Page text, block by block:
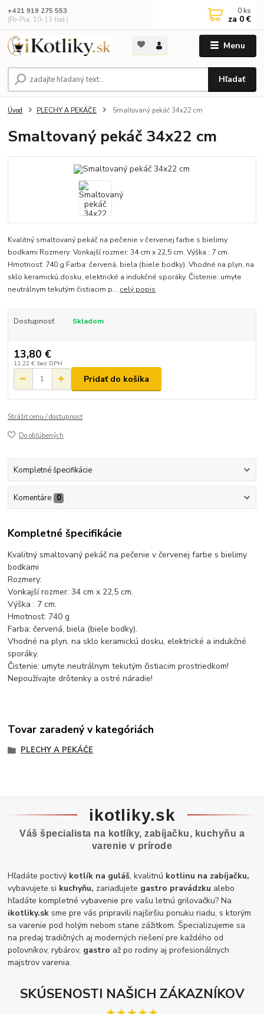
Menu
Hľadať
+421 919 275 553
(Po-Pia, 10-13 hod.)
0 ks
za 0 €
Úvod PLECHY A PEKÁČE Smaltovaný pekáč 34x22 cm
Smaltovaný pekáč 34x22 cm
Kvalitný smaltovaný pekáč na pečenie v červenej farbe s bielimy
bodkami Rozmery: Vonkajší rozmer: 34 cm x 22,5 cm. Výška : 7 cm.
Hmotnosť: 740 g Farba: červená, biela (biele bodky). Vhodné na plyn, na
sklo keramickú dosku, elektrické a indukčné sporáky. Čistenie: umyte
neutrálnym tekutým čistiacim p... celý popis
Dostupnosť Skladom
13,80 €
11,22 € bez DPH
Pridať do košíka
Strážiť cenu / dostupnosť
Do obľúbených
Kompletné špecifikácie
Komentáre 0
Kompletné špecifikácie
Kvalitný smaltovaný pekáč na pečenie v červenej farbe s bielimy
bodkami
Rozmery:
Vonkajší rozmer: 34 cm x 22,5 cm.
Výška : 7 cm.
Hmotnosť: 740 g
Farba: červená, biela (biele bodky).
Vhodné na plyn, na sklo keramickú dosku, elektrické a indukčné
sporáky.
Čistenie: umyte neutrálnym tekutým čistiacim prostriedkom!
Nepoužívajte drôtenky a ostré náradie!
Tovar zaradený v kategóriách
PLECHY A PEKÁČE
ikotliky.sk
Váš špecialista na kotlíky, zabíjačku, kuchyňu a
varenie v prírode
Hľadáte poctivý kotlík na guláš, kvalitnú kotlinu na zabíjačku,
vybavujete si kuchyňu, zariaďujete gastro pravádzku alebo
hľadáte kompletné vybavenie pre vašu letnú grilovačku? Na
ikotliky.sk sme pre vás pripravili najširšiu ponuku riadu, s ktorým
sa varenie pod holým nebom stane zážitkom. Špecializujeme sa
na predaj tradičných aj moderných riešení pre každého od
poľovníkov, rybárov, gastro až po rodiny aj profesionálnych
majstrov varenia.
SKÚSENOSTI NAŠICH ZÁKAZNÍKOV